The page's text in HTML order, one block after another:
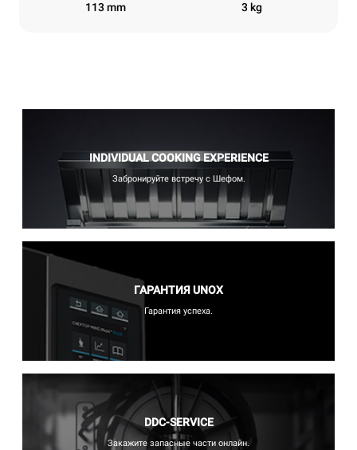
113 mm 3 kg
INDIVIDUAL COOKING EXPERIENCE
Забронируйте встречу с Шефом.
ГАРАНТИЯ UNOX
Гарантия успеха.
DDC-SERVICE
Закажите запасные части онлайн.